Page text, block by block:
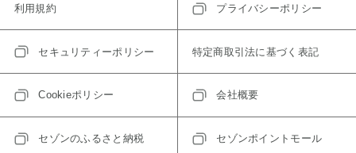
利用規約 プライバシーポリシー
セキュリティーポリシー 特定商取引法に基づく表記
Cookieポリシー 会社概要
セゾンのふるさと納税 セゾンポイントモール